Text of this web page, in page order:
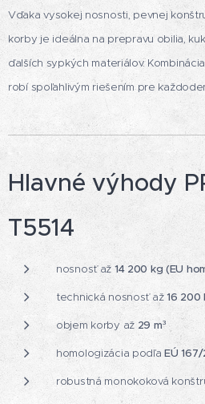
Vďaka vysokej nosnosti, pevnej
korby je ideálna na prepravu obilia,
ďalších sypkých materiálov.
robí spoľahlivým riešením pre
Hlavné výhody
T5514
nosnosť až 14 200 kg (EU
technická nosnosť až16 200
objem korby až 29 m³
homologizácia podľaEÚ 167/
robustná monokoková